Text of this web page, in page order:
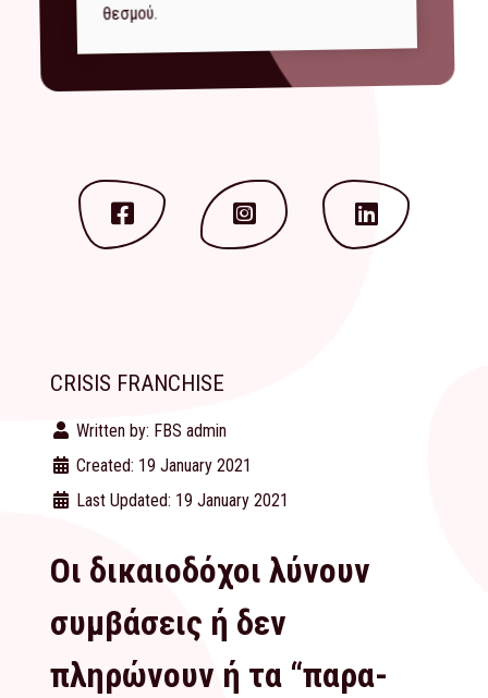
θεσμού.
CRISIS FRANCHISE
Written by: FBS admin
Created: 19 January 2021
Last Updated: 19 January 2021
Οι δικαιοδόχοι λύνουν
συμβάσεις ή δεν
πληρώνουν ή τα “παρα-